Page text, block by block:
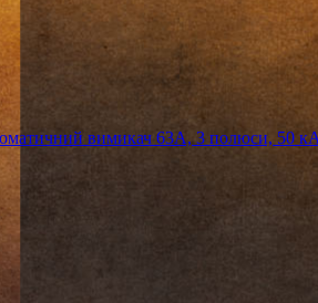
вимикач 63А, 3 полюси, 50